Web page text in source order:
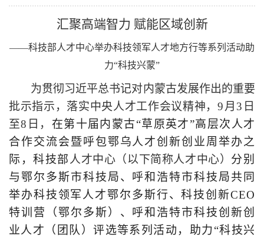
汇聚高端智力 赋能区域创新
——科技部人才中心举办科技领军人才地方行等系列活动助
力“科技兴蒙”
为贯彻习近平总书记对内蒙古发展作出的重要
批示指示，落实中央人才工作会议精神，9月3日
至8日， 在第十届内蒙古“草原英才”高层次人才
合作交流会暨呼包鄂乌人才创新创业周举办之
际，科技部 人才中心（以下简称人才中心） 分别
与鄂尔多斯市科技局、呼和浩特市科技局共同
举办科技领军人才鄂尔多斯行、科技创新CEO
特训营（鄂尔多斯）、呼和浩特市科技创新创
业人才（团队）评选等系列活动，助力“科技兴